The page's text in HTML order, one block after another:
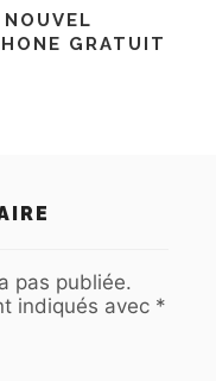
GRATUIT
pas publiée.
indiqués avec *